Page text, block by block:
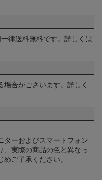
律送料無料です。詳しくは
合がございます。詳しく
ターおよびスマートフォン
、実際の商品の色と異なっ
ご了承ください。